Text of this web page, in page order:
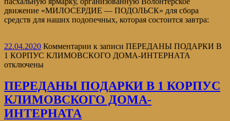
движение «МИЛОСЕРДИЕ — ПОДОЛЬСК» для сбора
средств для наших подопечных, которая состоится завтра:
22.04.2020 Комментарии к записи ПЕРЕДАНЫ ПОДАРКИ В
1 КОРПУС КЛИМОВСКОГО ДОМА-ИНТЕРНАТА
отключены
ПЕРЕДАНЫ ПОДАРКИ В 1 КОРПУС
КЛИМОВСКОГО ДОМА-
ИНТЕРНАТА